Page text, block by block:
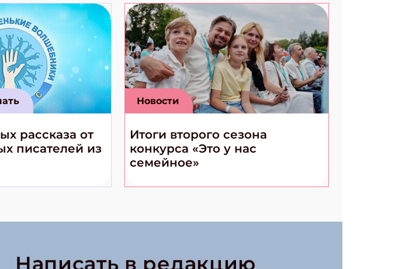
рассказа от
писателей из
Новости
Итоги второго сезона
конкурса «Это у нас
семейное»
Написать в редакцию